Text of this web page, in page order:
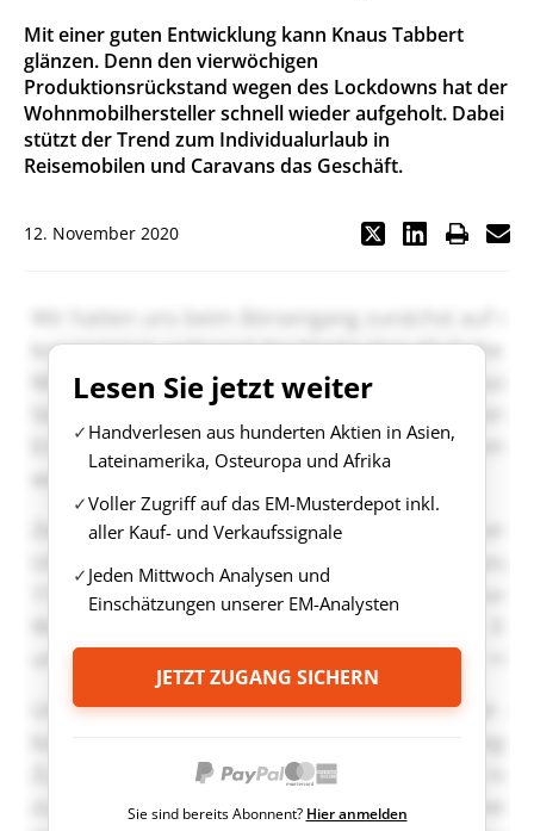
Mit einer guten Entwicklung kann Knaus Tabbert
glänzen. Denn den vierwöchigen
Produktionsrückstand wegen des Lockdowns hat der
Wohnmobilhersteller schnell wieder aufgeholt. Dabei
stützt der Trend zum Individualurlaub in
Reisemobilen und Caravans das Geschäft.
12. November 2020
Lesen Sie jetzt weiter
Handverlesen aus hunderten Aktien in Asien,
Lateinamerika, Osteuropa und Afrika
Voller Zugriff auf das EM-Musterdepot inkl.
aller Kauf- und Verkaufssignale
Jeden Mittwoch Analysen und
Einschätzungen unserer EM-Analysten
JETZT ZUGANG SICHERN
Sie sind bereits Abonnent? Hier anmelden